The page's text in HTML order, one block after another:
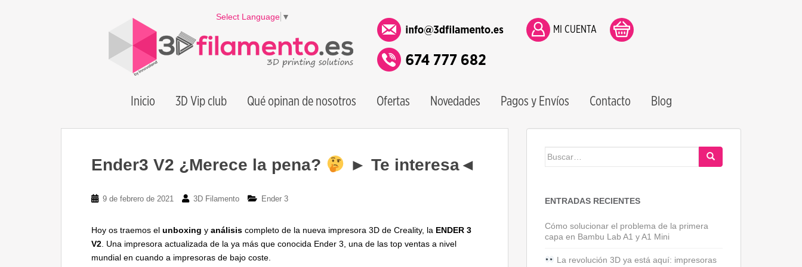
Select Language ▼
MI CUENTA
Inicio 3D Vip club Qué opinan de nosotros Ofertas Novedades Pagos y Envíos Contacto Blog
Ender3 V2 ¿Merece la pena? ► Te interesa◄
9 de febrero de 2021 3D Filamento Ender 3
Hoy os traemos el unboxing y análisis completo de la nueva impresora 3D de Creality, la ENDER 3
V2. Una impresora actualizada de la ya más que conocida Ender 3, una de las top ventas a nivel
mundial en cuando a impresoras de bajo coste.
Buscar:
ENTRADAS RECIENTES
Cómo solucionar el problema de la primera
capa en Bambu Lab A1 y A1 Mini
La revolución 3D ya está aquí: impresoras